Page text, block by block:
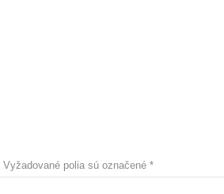
Vyžadované polia sú označené *